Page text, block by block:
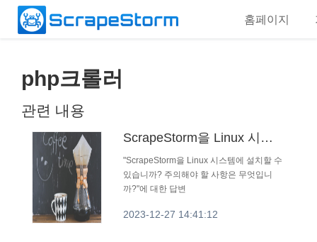
홈페이지
php크롤러
관련 내용
ScrapeStorm을 Linux 시스템에 설치할 수 있습니까? 주의해야 할 사항은 무엇입니까?
"ScrapeStorm을 Linux 시스템에 설치할 수
있습니까? 주의해야 할 사항은 무엇입니
까?"에 대한 답변
2023-12-27 14:41:12